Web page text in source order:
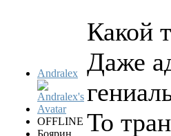
Andralex
OFFLINE
Какой
Даже
То